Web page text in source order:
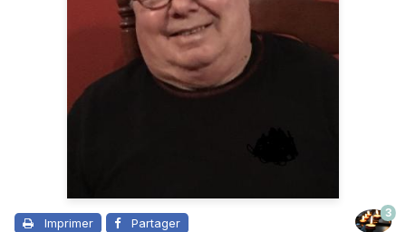
Imprimer Partager
3